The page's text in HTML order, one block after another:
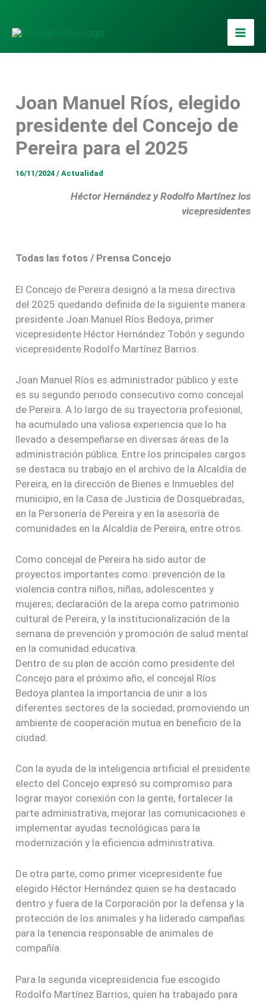
contenido
Joan Manuel Ríos, elegido
presidente del Concejo de
Pereira para el 2025
16/11/2024/Actualidad
Héctor Hernández y Rodolfo Martínez los
vicepresidentes
Todas las fotos / Prensa Concejo
El Concejo de Pereira designó a la mesa directiva
del 2025 quedando definida de la siguiente manera:
presidente Joan Manuel Ríos Bedoya, primer
vicepresidente Héctor Hernández Tobón y segundo
vicepresidente Rodolfo Martínez Barrios.
Joan Manuel Ríos es administrador público y este
es su segundo periodo consecutivo como concejal
de Pereira. A lo largo de su trayectoria profesional,
ha acumulado una valiosa experiencia que lo ha
llevado a desempeñarse en diversas áreas de la
administración pública. Entre los principales cargos
se destaca su trabajo en el archivo de la Alcaldía de
Pereira, en la dirección de Bienes e Inmuebles del
municipio, en la Casa de Justicia de Dosquebradas,
en la Personería de Pereira y en la asesoría de
comunidades en la Alcaldía de Pereira, entre otros.
Como concejal de Pereira ha sido autor de
proyectos importantes como: prevención de la
violencia contra niños, niñas, adolescentes y
mujeres; declaración de la arepa como patrimonio
cultural de Pereira, y la institucionalización de la
semana de prevención y promoción de salud mental
en la comunidad educativa.
Dentro de su plan de acción como presidente del
Concejo para el próximo año, el concejal Ríos
Bedoya plantea la importancia de unir a los
diferentes sectores de la sociedad, promoviendo un
ambiente de cooperación mutua en beneficio de la
ciudad.
Con la ayuda de la inteligencia artificial el presidente
electo del Concejo expresó su compromiso para
lograr mayor conexión con la gente, fortalecer la
parte administrativa, mejorar las comunicaciones e
implementar ayudas tecnológicas para la
modernización y la eficiencia administrativa.
De otra parte, como primer vicepresidente fue
elegido Héctor Hernández quien se ha destacado
dentro y fuera de la Corporación por la defensa y la
protección de los animales y ha liderado campañas
para la tenencia responsable de animales de
compañía.
Para la segunda vicepresidencia fue escogido
Rodolfo Martínez Barrios, quien ha trabajado para